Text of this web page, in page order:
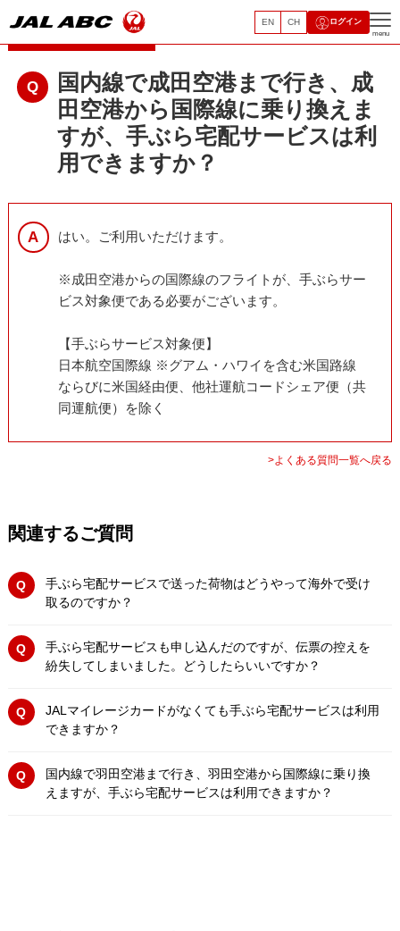
EN CH ログイン
menu
手ぶら宅配サービス
国内線で成田空港まで行き、成
田空港から国際線に乗り換えま
すが、手ぶら宅配サービスは利
用できますか？
はい。ご利用いただけます。
※成田空港からの国際線のフライトが、手ぶらサー
ビス対象便である必要がございます。
【手ぶらサービス対象便】
日本航空国際線 ※グアム・ハワイを含む米国路線
ならびに米国経由便、他社運航コードシェア便（共
同運航便）を除く
>よくある質問一覧へ戻る
関連するご質問
手ぶら宅配サービスで送った荷物はどうやって海外で受け
取るのですか？
手ぶら宅配サービスも申し込んだのですが、伝票の控えを
紛失してしまいました。どうしたらいいですか？
JALマイレージカードがなくても手ぶら宅配サービスは利用
できますか？
国内線で羽田空港まで行き、羽田空港から国際線に乗り換
えますが、手ぶら宅配サービスは利用できますか？